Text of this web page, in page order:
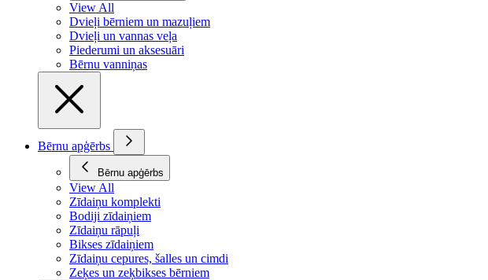
View All
Dvieļi bērniem un mazuļiem
Dvieļi un vannas veļa
Piederumi un aksesuāri
Bērnu vanniņas
Bērnu apģērbs
Bērnu apģērbs
View All
Zīdaiņu komplekti
Bodiji zīdaiņiem
Zīdaiņu rāpuļi
Bikses zīdaiņiem
Zīdaiņu cepures, šalles un cimdi
Zeķes un zeķbikses bērniem